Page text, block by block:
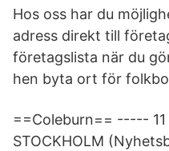
Hos oss har du
adress direkt till
företagslista när du
hen byta ort för
==Coleburn== ----- 11
STOCKHOLM